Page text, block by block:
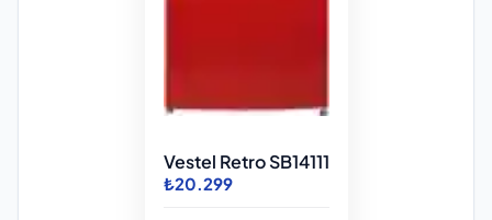
Vestel Retro SB14111
₺20.299